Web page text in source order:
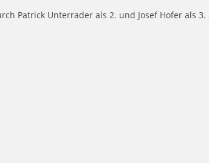
Patrick Unterrader als 2. und Josef Hofer als 3.